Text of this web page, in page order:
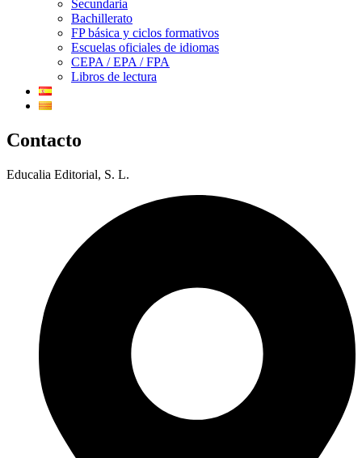
Secundaria
Bachillerato
FP básica y ciclos formativos
Escuelas oficiales de idiomas
CEPA / EPA / FPA
Libros de lectura
Contacto
Educalia Editorial, S. L.